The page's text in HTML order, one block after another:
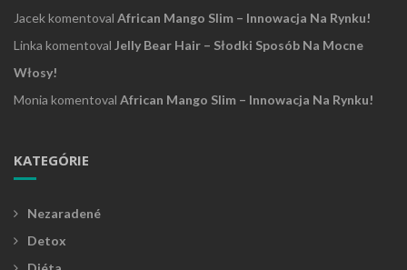
Jacekkomentoval African Mango Slim – Innowacja Na Rynku!
Linka komentoval Jelly Bear Hair – Słodki Sposób Na Mocne
Włosy!
Monia komentoval African Mango Slim – Innowacja Na Rynku!
KATEGÓRIE
Nezaradené
Detox